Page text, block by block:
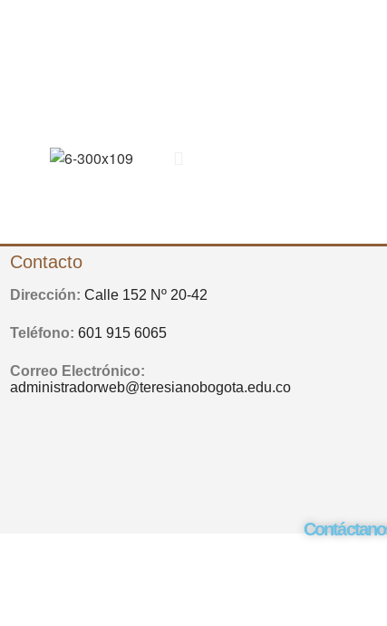
Contacto
Dirección: Calle 152 Nº 20-42
Teléfono: 601 915 6065
Correo Electrónico:
administradorweb@teresianobogota.edu.co